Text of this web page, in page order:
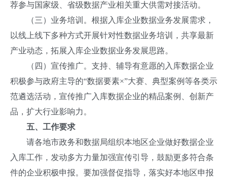
荐参与国家级、省级数据产业相关重大供需对接活动。
（三）业务培训。根据入库企业数据业务发展需求，
以线上线下多种方式开展针对性数据业务培训，共享最新
产业动态，拓展入库企业数据业务发展思路。
（四）宣传推广。支持、辅导有意愿的入库数据企业
积极参与政府主导的“数据要素×”大赛、典型案例等各类示
范遴选活动，宣传推广入库数据企业的精品案例、创新产
品，扩大行业影响力。
五、工作要求
请各地市政务和数据局组织本地区企业做好数据企业
入库工作，发动多方力量加强宣传引导，鼓励更多符合条
件的企业积极申报。要加强督促指导，落实好本地区申报